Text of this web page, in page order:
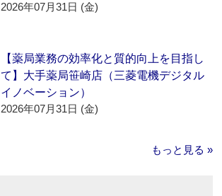
2026年07月31日 (金)
【薬局業務の効率化と質的向上を目指し
て】大手薬局笹崎店（三菱電機デジタル
イノベーション）
2026年07月31日 (金)
もっと見る »